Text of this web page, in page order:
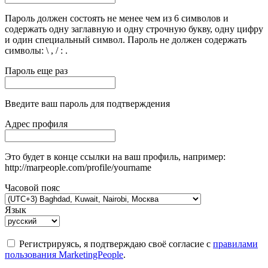
Пароль должен состоять не менее чем из 6 символов и
содержать одну заглавную и одну строчную букву, одну цифру
и один специальный символ. Пароль не должен содержать
символы: \ , / : .
Пароль еще раз
Введите ваш пароль для подтверждения
Адрес профиля
Это будет в конце ссылки на ваш профиль, например:
http://marpeople.com/profile/yourname
Часовой пояс
Язык
Регистрируясь, я подтверждаю своё согласие с правилами
пользования MarketingPeople.